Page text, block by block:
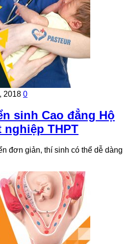
2018 0
sinh Cao đẳng Hộ
THPT
đơn giản, thí sinh có thể dễ dàng